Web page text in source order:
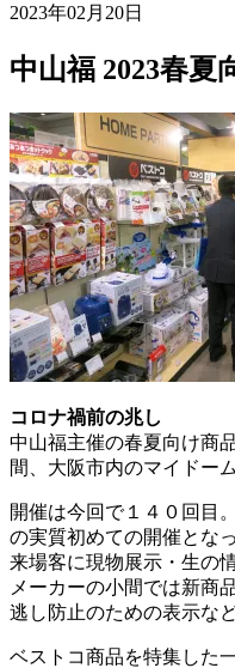
2023年02月20日
中山福 2023春夏
コロナ禍前の兆し
中山福主催の春夏向け商
間、大阪市内のマイドー
開催は今回で１４０回目
の実質初めての開催とな
来場客に現物展示・生の
メーカーの小間では新商
逃し防止のための表示な
ベストコ商品を特集した